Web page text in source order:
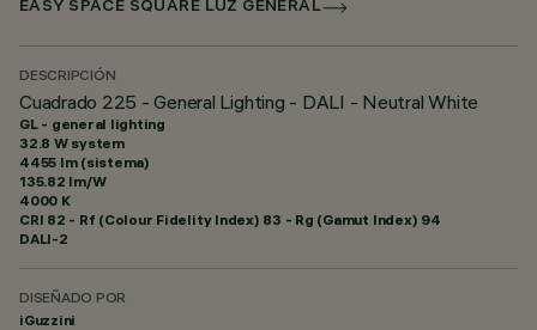
EASY SPACE SQUARE LUZ GENERAL
DESCRIPCIÓN
Cuadrado 225 - General Lighting - DALI - Neutral White
GL - general lighting
32.8 W system
4455 lm (sistema)
135.82 lm/W
4000 K
CRI 82 - Rf (Colour Fidelity Index) 83 - Rg (Gamut Index) 94
DALI-2
DISEÑADO POR
iGuzzini